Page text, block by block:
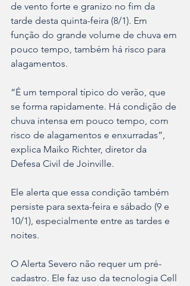
de vento forte e granizo no fim da
tarde desta quinta-feira (8/1). Em
função do grande volume de chuva em
pouco tempo, também há risco para
alagamentos.
“É um temporal típico do verão, que
se forma rapidamente. Há condição de
chuva intensa em pouco tempo, com
risco de alagamentos e enxurradas”,
explica Maiko Richter, diretor da
Defesa Civil de Joinville.
Ele alerta que essa condição também
persiste para sexta-feira e sábado (9 e
10/1), especialmente entre as tardes e
noites.
O Alerta Severo não requer um pré-
cadastro. Ele faz uso da tecnologia Cell